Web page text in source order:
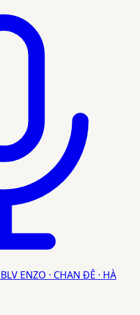
ENZO · CHAN ĐÊ · HÀ